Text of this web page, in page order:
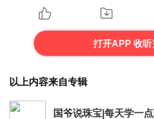
打开APP 收听
以上内容来自专辑
国爷说珠宝|每天学一